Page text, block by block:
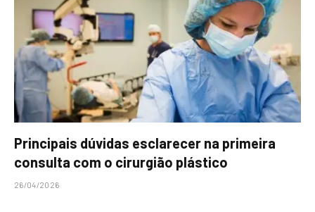
Principais dúvidas esclarecer na primeira
consulta com o cirurgião plástico
26/04/2026